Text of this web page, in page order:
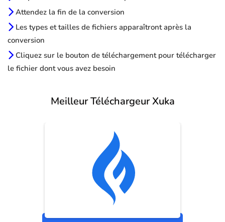
Attendez la fin de la conversion
Les types et tailles de fichiers apparaîtront après la
conversion
Cliquez sur le bouton de téléchargement pour télécharger
le fichier dont vous avez besoin
Meilleur Téléchargeur Xuka